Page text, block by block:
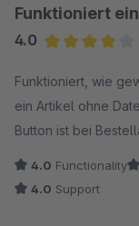
Funktioniert
4.0
Funktioniert, wie
ein Artikel ohne
Button ist bei
4.0 Functionality
4.0 Support